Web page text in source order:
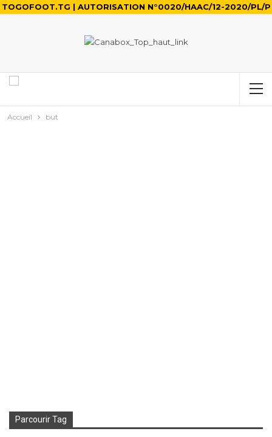
TOGOFOOT.TG | AUTORISATION N°0020/HAAC/12-2020/PL/P
Accueil but
Parcourir Tag